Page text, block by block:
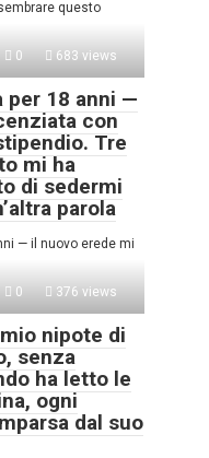
questo
0 683 views
per 18 anni —
con
Tre
mi ha
di sedermi
parola
— il nuovo erede mi
0 376 views
nipote di
senza
ha letto le
ogni
dal suo